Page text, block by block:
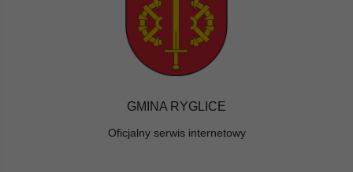
GMINA RYGLICE
Oficjalny serwis internetowy